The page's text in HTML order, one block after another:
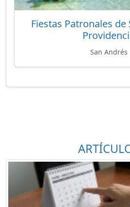
Fiestas Patronales de
San Andrés